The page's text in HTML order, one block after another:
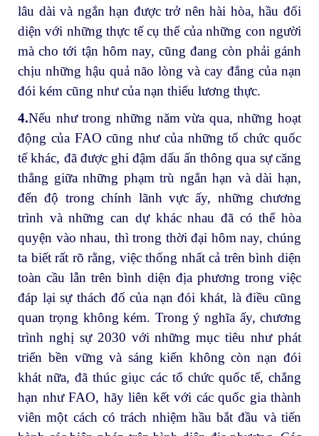
lâu dài và ngắn hạn được trở nên hài hòa, hầu đối
diện với những thực tế cụ thể của những con người
mà cho tới tận hôm nay, cũng đang còn phải gánh
chịu những hậu quả não lòng và cay đắng của nạn
đói kém cũng như của nạn thiếu lương thực.
4.Nếu như trong những năm vừa qua, những hoạt
động của FAO cũng như của những tổ chức quốc
tế khác, đã được ghi đậm dấu ấn thông qua sự căng
thẳng giữa những phạm trù ngắn hạn và dài hạn,
đến độ trong chính lãnh vực ấy, những chương
trình và những can dự khác nhau đã có thể hòa
quyện vào nhau, thì trong thời đại hôm nay, chúng
ta biết rất rõ rằng, việc thống nhất cả trên bình diện
toàn cầu lẫn trên bình diện địa phương trong việc
đáp lại sự thách đố của nạn đói khát, là điều cũng
quan trọng không kém. Trong ý nghĩa ấy, chương
trình nghị sự 2030 với những mục tiêu như phát
triển bền vững và sáng kiến không còn nạn đói
khát nữa, đã thúc giục các tổ chức quốc tế, chẳng
hạn như FAO, hãy liên kết với các quốc gia thành
viên một cách có trách nhiệm hầu bắt đầu và tiến